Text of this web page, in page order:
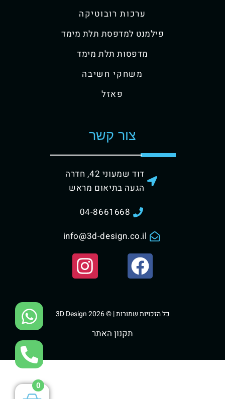
0
ערכות רובוטיקה
פילמנט למדפסת תלת מימד
מדפסות תלת מימד
משחקי חשיבה
פאזל
צור קשר
דוד שמעוני 42, חדרה
הגעה בתיאום מראש
04-8661668
info@3d-design.co.il
כל הזכויות שמורות | © 3D Design 2026
תקנון האתר